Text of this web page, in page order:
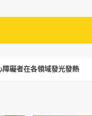
領域發光發熱